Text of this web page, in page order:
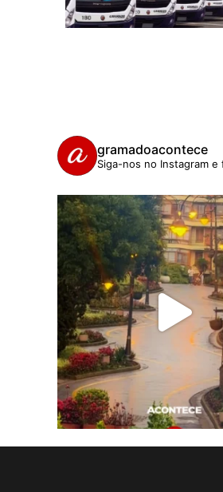
gramadoacontece
Siga-nos no Instagram